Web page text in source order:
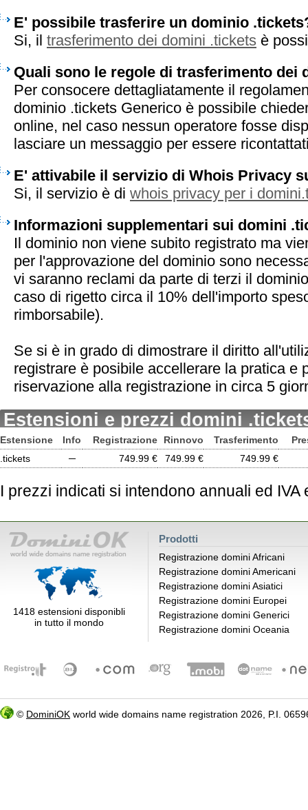
E' possibile trasferire un dominio
Si, il trasferimento dei domini .tickets è
Quali sono le regole di trasferimento dei
Per consocere dettagliatamente il
dominio .tickets Generico è possibile
online, nel caso nessun operatore fosse
lasciare un messaggio per essere
E' attivabile il servizio di Whois Privacy
Si, il servizio è di whois privacy per i
Informazioni supplementari sui domini
Il dominio non viene subito registrato ma
per l'approvazione del dominio sono
vi saranno reclami da parte di terzi il
caso di rigetto circa il 10% dell'importo
rimborsabile).
Se si è in grado di dimostrare il diritto
registrare è posibile accellerare la pratica e
riservazione alla registrazione in circa 5
Estensioni e prezzi domini
Estensione Info Registrazione Rinnovo Trasferimento
.tickets
─ 749.99 € 749.99 € 749.99 €
I prezzi indicati si intendono annuali ed IVA
1418 estensioni disponibli
in tutto il mondo
Prodotti
Registrazione domini Africani
Registrazione domini Americani
Registrazione domini Asiatici
Registrazione domini Europei
Registrazione domini Generici
Registrazione domini Oceania
© DominiOK world wide domains name registration 2026, P.I.